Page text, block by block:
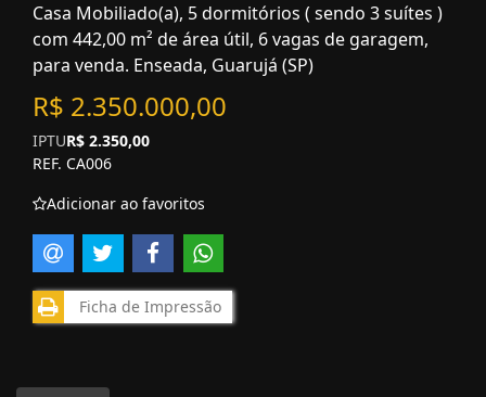
Casa Mobiliado(a), 5 dormitórios ( sendo 3 suítes )
com 442,00 m² de área útil, 6 vagas de garagem,
para venda. Enseada, Guarujá (SP)
R$ 2.350.000,00
IPTUR$ 2.350,00
REF. CA006
Adicionar ao favoritos
Ficha de Impressão